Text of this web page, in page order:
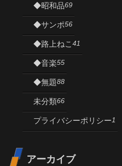
◆昭和品69
◆サンポ56
◆路上ねこ 41
◆音楽55
◆無題88
未分類66
プライバシーポリシー1
アーカイブ